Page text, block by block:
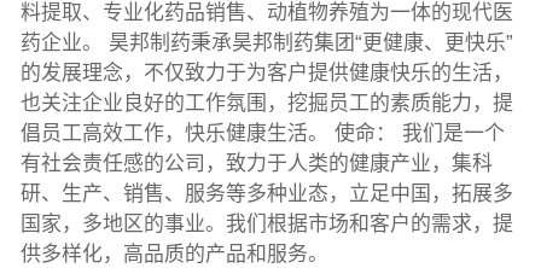
料提取、专业化药品销售、动植物养殖为一体的现代医
药企业。 昊邦制药秉承昊邦制药集团“更健康、更快乐”
的发展理念，不仅致力于为客户提供健康快乐的生活，
也关注企业良好的工作氛围，挖掘员工的素质能力，提
倡员工高效工作，快乐健康生活。 使命： 我们是一个
有社会责任感的公司，致力于人类的健康产业，集科
研、生产、销售、服务等多种业态，立足中国，拓展多
国家，多地区的事业。我们根据市场和客户的需求，提
供多样化，高品质的产品和服务。